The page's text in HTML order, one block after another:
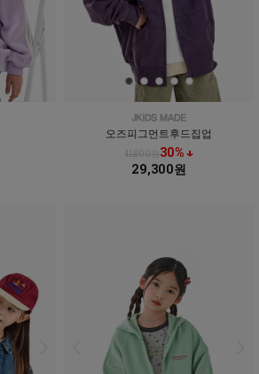
오즈피그먼트후드집업
41,800원30% ↓
29,300원